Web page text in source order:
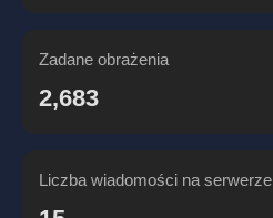
Zadane obrażenia
2,683
Liczba wiadomości na serwerze